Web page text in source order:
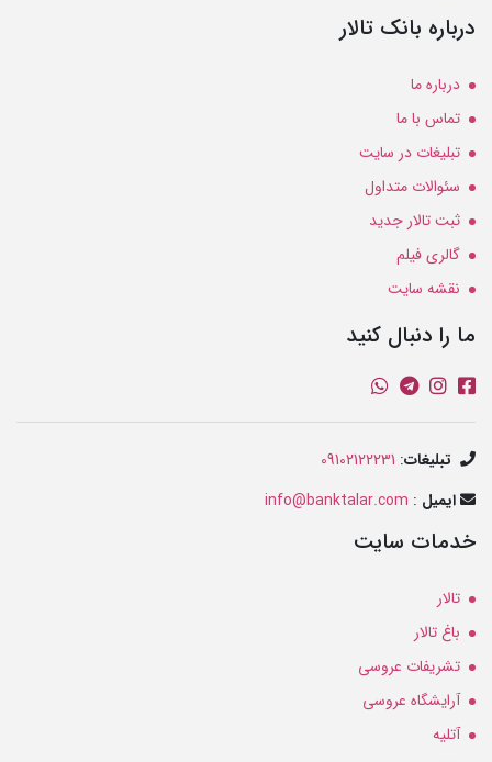
درباره بانک تالار
درباره ما
تماس با ما
تبلیغات در سایت
سئوالات متداول
ثبت تالار جدید
گالری فیلم
نقشه سایت
ما را دنبال کنید
تبلیغات:
09102122231
ایمیل :
info@banktalar.com
خدمات سایت
تالار
باغ تالار
تشریفات عروسی
آرایشگاه عروسی
آتلیه